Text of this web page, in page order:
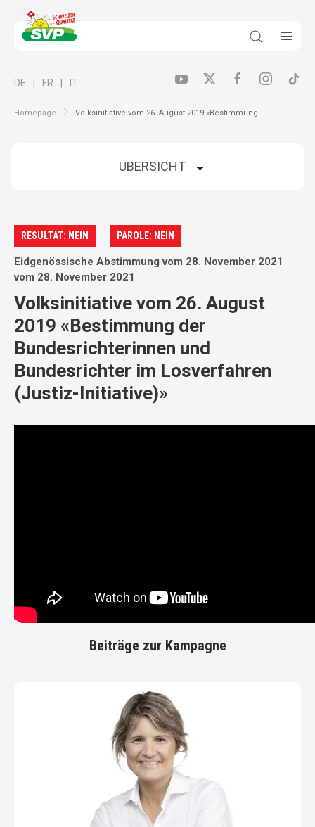
Homepage Volksinitiative vom 26. August 2019 «Bestimmung...
DE FR IT
RESULTAT: NEIN PAROLE: NEIN
Eidgenössische Abstimmung vom 28. November 2021
vom 28. November 2021
Volksinitiative vom 26. August
2019 «Bestimmung der
Bundesrichterinnen und
Bundesrichter im Losverfahren
(Justiz-Initiative)»
Beiträge zur Kampagne